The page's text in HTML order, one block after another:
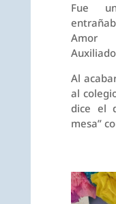
Fue
Amor
Al
al
dice el
mesa”